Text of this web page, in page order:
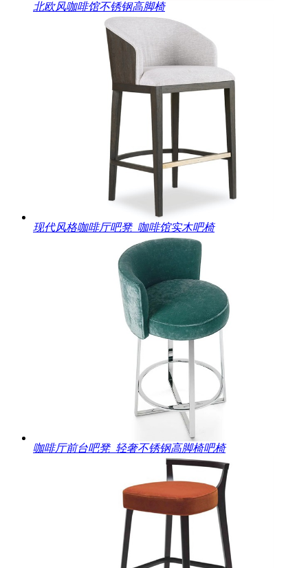
北欧风咖啡馆不锈钢高脚椅
现代风格咖啡厅吧凳_咖啡馆实木吧椅
咖啡厅前台吧凳_轻奢不锈钢高脚椅吧椅